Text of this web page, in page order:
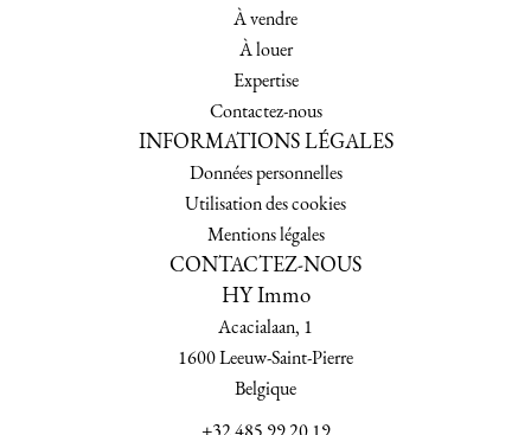
À vendre
À louer
Expertise
Contactez-nous
INFORMATIONS LÉGALES
Données personnelles
Utilisation des cookies
Mentions légales
CONTACTEZ-NOUS
HY Immo
Acacialaan, 1
1600Leeuw-Saint-Pierre
Belgique